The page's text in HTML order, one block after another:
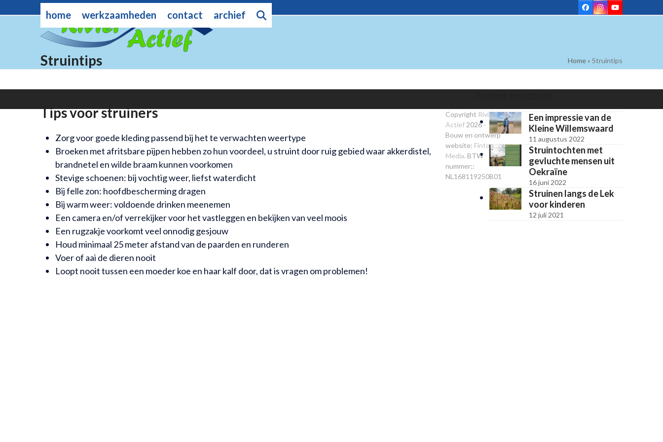
to
Facebook
InstagramYouTube
home werkzaamheden contact archief
Struintips Home» Struintips
Tips voor struiners
Zorg voor goede kleding passend bij het te verwachten weertype
Broeken met afritsbare pijpen hebben zo hun voordeel, u struint door ruig gebied waar akkerdistel,
brandnetel en wilde braam kunnen voorkomen
Stevige schoenen: bij vochtig weer, liefst waterdicht
Bij felle zon: hoofdbescherming dragen
Bij warm weer: voldoende drinken meenemen
Een camera en/of verrekijker voor het vastleggen en bekijken van veel moois
Een rugzakje voorkomt veel onnodig gesjouw
Houd minimaal 25 meter afstand van de paarden en runderen
Voer of aai de dieren nooit
Loopt nooit tussen een moeder koe en haar kalf door, dat is vragen om problemen!
Een impressie van de
Kleine Willemswaard
11 augustus 2022
Struintochten met
gevluchte mensen uit
Oekraïne
16 juni 2022
Struinen langs de Lek
voor kinderen
12 juli 2021
Copyright Rivier
Actief 2026 -
Bouw en ontwerp
website: Finton
Media. BTW
nummer;:
NL168119250B01